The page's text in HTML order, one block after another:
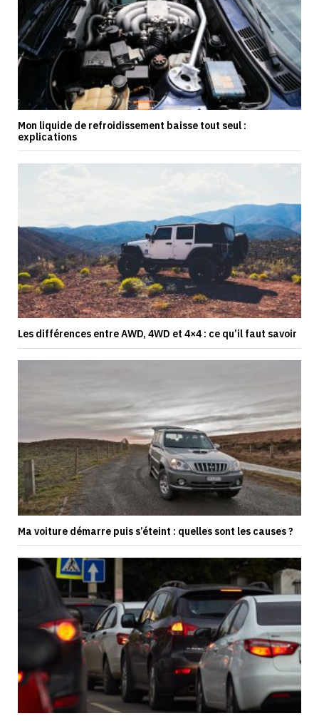
Mon liquide de refroidissement baisse tout seul :
explications
Les différences entre AWD, 4WD et 4×4 : ce qu’il faut savoir
Ma voiture démarre puis s’éteint : quelles sont les causes ?